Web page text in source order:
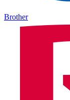
Brother